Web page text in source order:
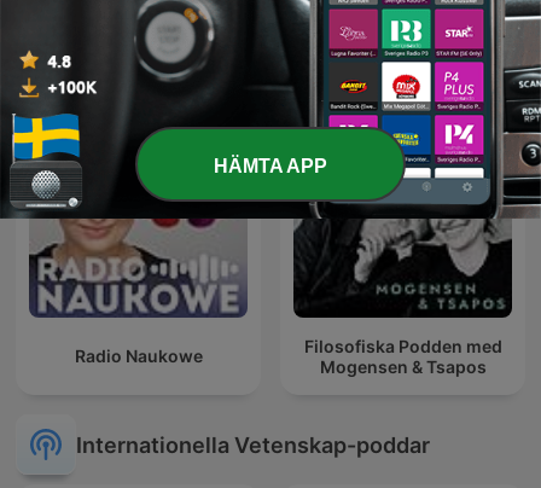
Svenska Snillen Nauka To Lubię
Radio Naukowe
Filosofiska Podden med
Mogensen & Tsapos
Internationella Vetenskap-poddar
HÄMTA APP